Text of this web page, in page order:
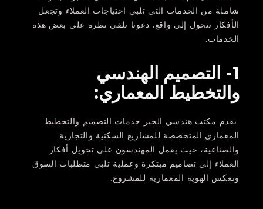
شاملة من الخدمات التي تلبي احتياجات العملاء وتجعل
الأفكار تتحول إلى واقع. دعونا نلقي نظرة على بعض هذه
الخدمات.
1- التصميم الهندسي
والتخطيط المعماري:
يقدم مكتب هندسي الخبر خدمات التصميم والتخطيط
المعماري المتخصصة للمشاريع السكنية والتجارية
والصناعية، حيث يعمل المهندسون على تحويل أفكار
العملاء إلى تصاميم مبتكرة وعملية تلبي متطلبات السوق
وتعكس الهوية المعمارية للمشروع.